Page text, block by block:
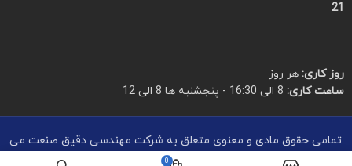
21
روز کاری: هر روز
ساعت کاری:
تمامی حقوق مادی و معنوی متعلق به شرکت مهندسی دقیق صنعت می
باشد
0